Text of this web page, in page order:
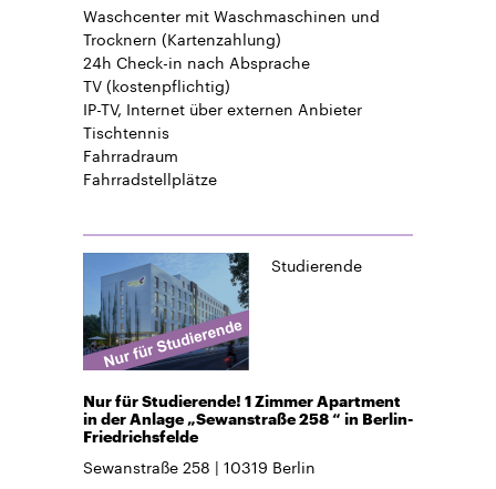
Waschcenter mit Waschmaschinen und
Trocknern (Kartenzahlung)
24h Check-in nach Absprache
TV(kostenpflichtig)
IP-TV, Internet über externen Anbieter
Tischtennis
Fahrradraum
Fahrradstellplätze
Studierende
Nur für Studierende! 1 Zimmer Apartment
in der Anlage „Sewanstraße 258 “ in Berlin-
Friedrichsfelde
Sewanstraße 258 10319 Berlin